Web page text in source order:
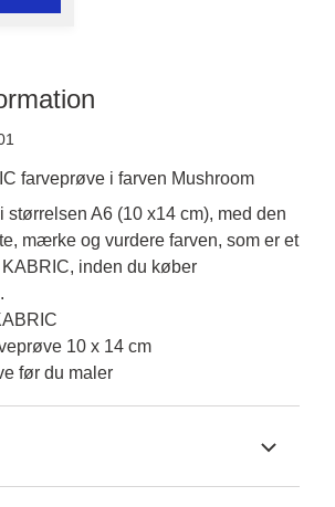
farveprøve i farven Mushroom
størrelsen A6 (10 x14 cm), med den
mærke og vurdere farven, som er et
inden du køber
10 x 14 cm
før du maler